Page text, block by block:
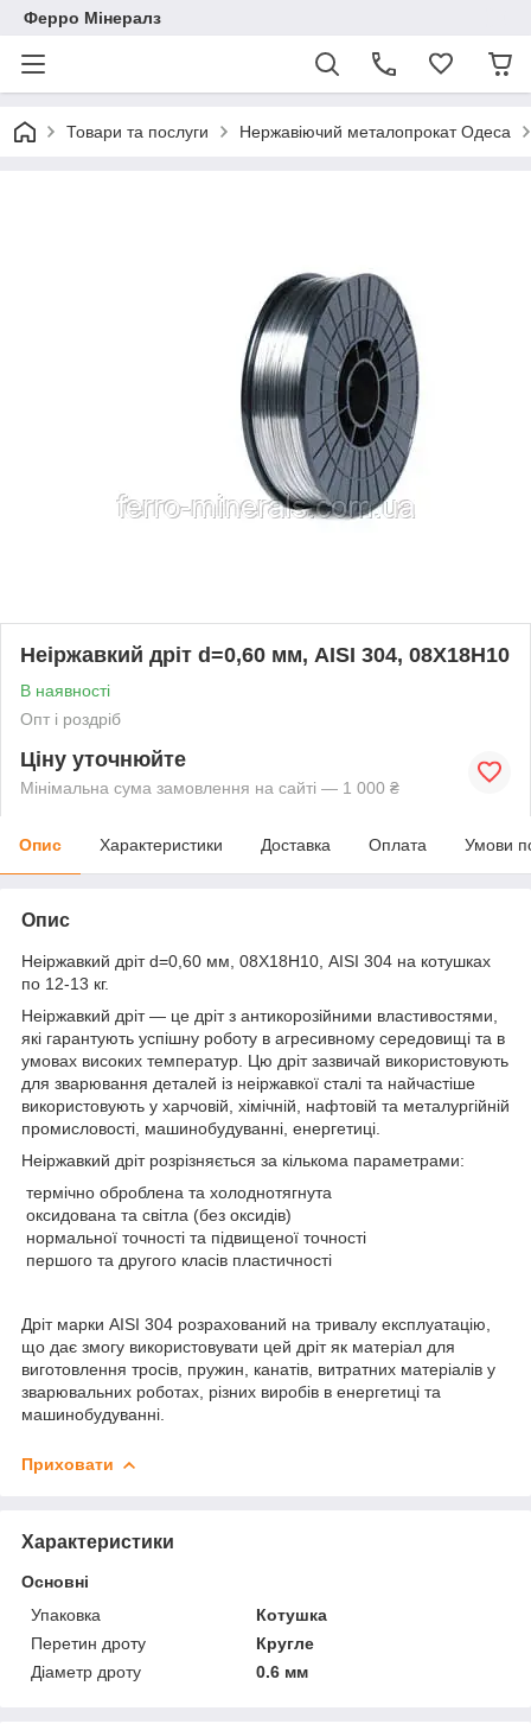
Ферро Мінералз
Товари та послуги Нержавіючий металопрокат Одеса
Неіржавкий дріт d=0,60 мм, AISI 304, 08Х18Н10
В наявності
Опт і роздріб
Ціну уточнюйте
Мінімальна сума замовлення на сайті — 1 000 ₴
Опис Характеристики Доставка Оплата Умови
Опис
Неіржавкий дріт d=0,60 мм, 08Х18Н10, AISI 304 на котушках
по 12-13 кг.
Неіржавкий дріт — це дріт з антикорозійними властивостями,
які гарантують успішну роботу в агресивному середовищі та в
умовах високих температур. Цю дріт зазвичай використовують
для зварювання деталей із неіржавкої сталі та найчастіше
використовують у харчовій, хімічній, нафтовій та металургійній
промисловості, машинобудуванні, енергетиці.
Неіржавкий дріт розрізняється за кількома параметрами:
термічно оброблена та холоднотягнута
оксидована та світла (без оксидів)
нормальної точності та підвищеної точності
першого та другого класів пластичності
Дріт марки AISI 304 розрахований на тривалу експлуатацію,
що дає змогу використовувати цей дріт як матеріал для
виготовлення тросів, пружин, канатів, витратних матеріалів у
зварювальних роботах, різних виробів в енергетиці та
машинобудуванні.
Приховати
Характеристики
Основні
Упаковка
Котушка
Перетин дроту
Кругле
Діаметр дроту
0.6 мм